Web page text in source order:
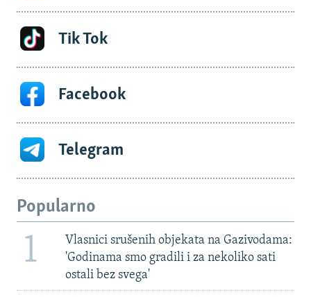
Tik Tok
Facebook
Telegram
Popularno
1
Vlasnici srušenih objekata na Gazivodama:
'Godinama smo gradili i za nekoliko sati
ostali bez svega'